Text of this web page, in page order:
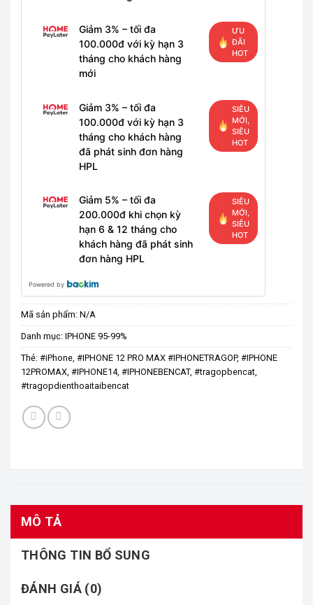
Giảm 3% – tối đa
100.000đ với kỳ hạn 3
tháng cho khách hàng
mới
ƯU
ĐÃI
HOT
Giảm 3% – tối đa
100.000đ với kỳ hạn 3
tháng cho khách hàng
đã phát sinh đơn hàng
HPL
SIÊU
MỚI,
SIÊU
HOT
Giảm 5% – tối đa
200.000đ khi chọn kỳ
hạn 6 & 12 tháng cho
khách hàng đã phát sinh
đơn hàng HPL
SIÊU
MỚI,
SIÊU
HOT
Powered by
Mã sản phẩm: N/A
Danh mục: IPHONE 95-99%
Thẻ: #iPhone, #IPHONE 12 PRO MAX #IPHONETRAGOP, #IPHONE
12PROMAX, #IPHONE14, #IPHONEBENCAT, #tragopbencat,
#tragopdienthoaitaibencat
MÔ TẢ
THÔNG TIN BỔ SUNG
ĐÁNH GIÁ (0)